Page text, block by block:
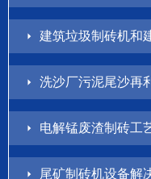
建筑垃圾制砖机和
备解决方案
洗沙厂污泥尾沙再
制砖方案
电解锰废渣制砖工
砖机设备介绍
尾矿制砖机设备解